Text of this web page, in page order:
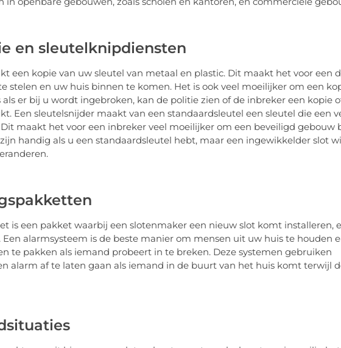
en sleutelknipdiensten
een kopie van uw sleutel van metaal en plastic. Dit maakt het voor een
stelen en uw huis binnen te komen. Het is ook veel moeilijker om een
er bij u wordt ingebroken, kan de politie zien of de inbreker een kopie
Een sleutelsnijder maakt van een standaardsleutel een sleutel die een
maakt het voor een inbreker veel moeilijker om een beveiligd gebouw
handig als u een standaardsleutel hebt, maar een ingewikkelder slot
is een pakket waarbij een slotenmaker een nieuw slot komt installeren,
alarmsysteem is de beste manier om mensen uit uw huis te houden
te pakken als iemand probeert in te breken. Deze systemen gebruiken
alarm af te laten gaan als iemand in de buurt van het huis komt terwijl